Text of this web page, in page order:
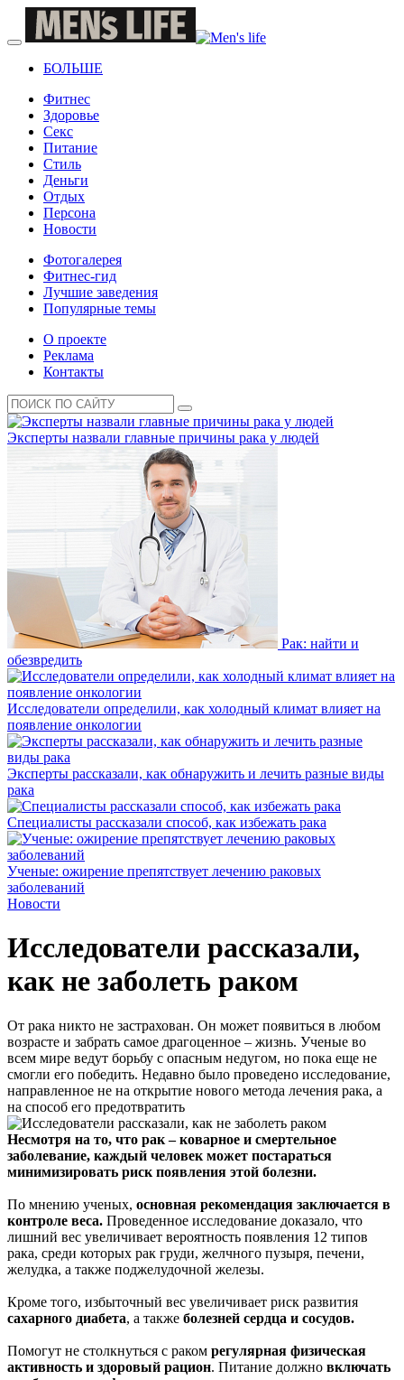
БОЛЬШЕ
Фитнес
Здоровье
Секс
Питание
Стиль
Деньги
Отдых
Персона
Новости
Фотогалерея
Фитнес-гид
Лучшие заведения
Популярные темы
О проекте
Реклама
Контакты
Эксперты назвали главные причины рака у людей
Рак: найти и
обезвредить
Исследователи определили, как холодный климат влияет на
появление онкологии
Эксперты рассказали, как обнаружить и лечить разные виды
рака
Специалисты рассказали способ, как избежать рака
Ученые: ожирение препятствует лечению раковых
заболеваний
Новости
Исследователи рассказали,
как не заболеть раком
От рака никто не застрахован. Он может появиться в любом
возрасте и забрать самое драгоценное – жизнь. Ученые во
всем мире ведут борьбу с опасным недугом, но пока еще не
смогли его победить. Недавно было проведено исследование,
направленное не на открытие нового метода лечения рака, а
на способ его предотвратить
Несмотря на то, что рак – коварное и смертельное
заболевание, каждый человек может постараться
минимизировать риск появления этой болезни.
По мнению ученых, основная рекомендация заключается в
контроле веса. Проведенное исследование доказало, что
лишний вес увеличивает вероятность появления 12 типов
рака, среди которых рак груди, желчного пузыря, печени,
желудка, а также поджелудочной железы.
Кроме того, избыточный вес увеличивает риск развития
сахарного диабета, а также болезней сердца и сосудов.
Помогут не столкнуться с раком регулярная физическая
активность и здоровый рацион. Питание должно включать